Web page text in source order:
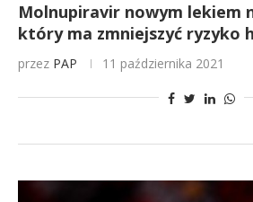
Molnupiravir nowym lekiem
który ma zmniejszyć ryzyko
przez PAP 11 października 2021